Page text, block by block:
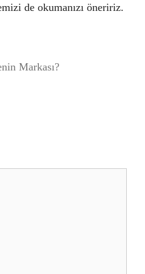
de okumanızı öneririz.
Markası?